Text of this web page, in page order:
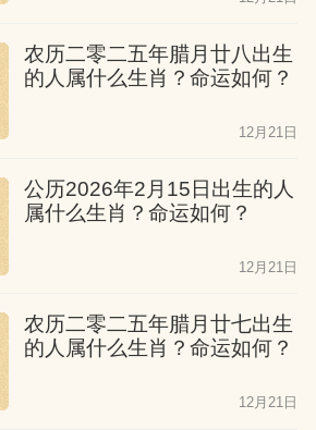
农历二零二五年腊月廿八出生
的人属什么生肖？命运如何？
12月21日
公历2026年2月15日出生的人
属什么生肖？命运如何？
12月21日
农历二零二五年腊月廿七出生
的人属什么生肖？命运如何？
12月21日